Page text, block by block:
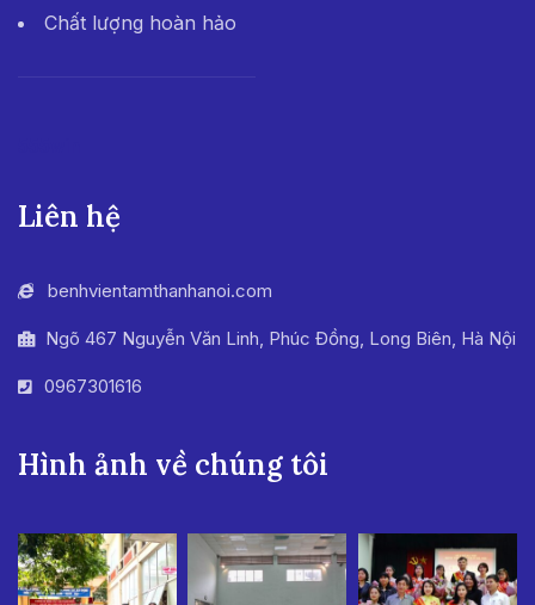
Chất lượng hoàn hảo
Liên hệ
benhvientamthanhanoi.com
Ngõ 467 Nguyễn Văn Linh, Phúc Đồng, Long Biên, Hà Nội
0967301616
Hình ảnh về chúng tôi